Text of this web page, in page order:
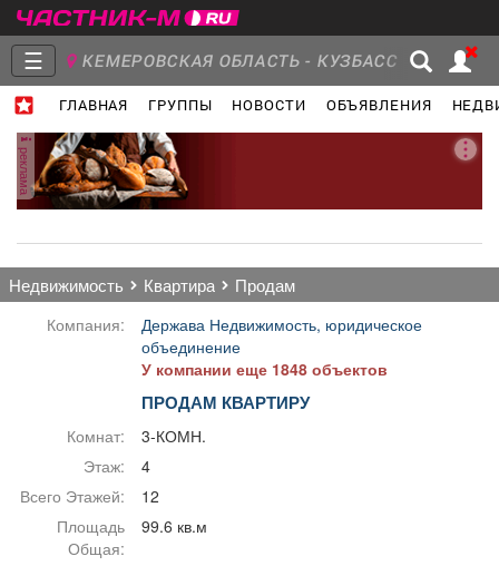
☰ КЕМЕРОВСКАЯ ОБЛАСТЬ - КУЗБАСС
ГЛАВНАЯ ГРУППЫ НОВОСТИ ОБЪЯВЛЕНИЯ
Главная
Группы Новости
реклама
недвижимость квартира продам
Компания:
Держава Недвижимость, юридическое
объединение
У компании еще 1848 объектов
ПРОДАМ КВАРТИРУ
Комнат:
3-КОМН.
Этаж:
4
Всего Этажей:
12
Площадь
Общая:
99.6 кв.м